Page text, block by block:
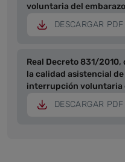
voluntaria del embarazo
DESCARGAR PDF
Real Decreto 831/
la calidad asistencial
interrupción voluntaria
DESCARGAR PDF